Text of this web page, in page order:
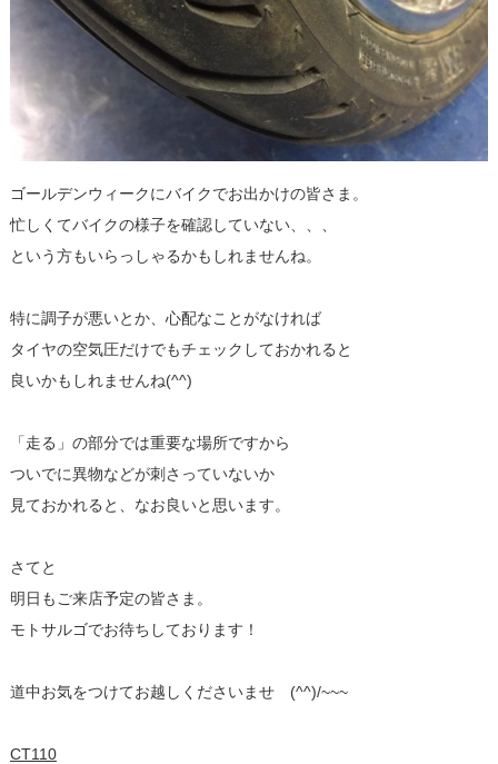
ゴールデンウィークにバイクでお出かけの皆さま。
忙しくてバイクの様子を確認していない、、、
という方もいらっしゃるかもしれませんね。
特に調子が悪いとか、心配なことがなければ
タイヤの空気圧だけでもチェックしておかれると
良いかもしれませんね(^^)
「走る」の部分では重要な場所ですから
ついでに異物などが刺さっていないか
見ておかれると、なお良いと思います。
さてと
明日もご来店予定の皆さま。
モトサルゴでお待ちしております！
道中お気をつけてお越しくださいませ (^^)/~~~
CT110